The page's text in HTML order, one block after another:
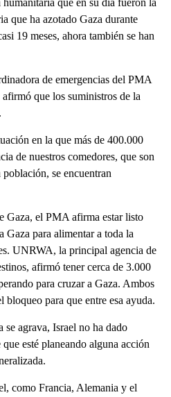
que ha azotado Gaza durante
19 meses, ahora también se han
de emergencias del PMA
que los suministros de la
en la que más de 400.000
de nuestros comedores, que son
se encuentran
Gaza, el PMA afirma estar listo
Gaza para alimentar a toda la
UNRWA, la principal agencia de
afirmó tener cerca de 3.000
para cruzar a Gaza. Ambos
bloqueo para que entre esa ayuda.
se agrava, Israel no ha dado
esté planeando alguna acción
como Francia, Alemania y el